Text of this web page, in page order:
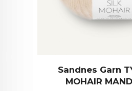
Sandnes Garn
MOHAIR